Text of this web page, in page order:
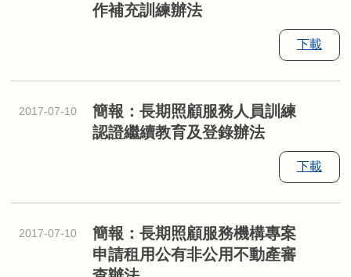
作補充訓練辦法
下載
2017-07-10
簡報：長期照顧服務人員訓練
認證繼續教育及登錄辦法
下載
2017-07-10
簡報：長期照顧服務機構專案
申請租用公有非公用不動產審